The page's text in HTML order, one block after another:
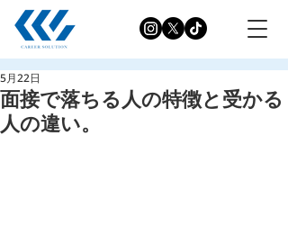
面接で落ちる人の特徴と受かる
人の違い。
5月22日